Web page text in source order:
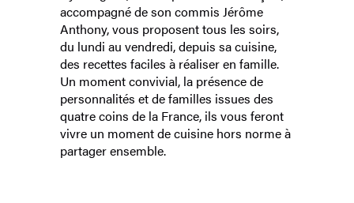
accompagné de son commis Jérôme
Anthony, vous proposent tous les soirs,
du lundi au vendredi, depuis sa cuisine,
des recettes faciles à réaliser en famille.
Un moment convivial, la présence de
personnalités et de familles issues des
quatre coins de la France, ils vous feront
vivre un moment de cuisine hors norme à
partager ensemble.